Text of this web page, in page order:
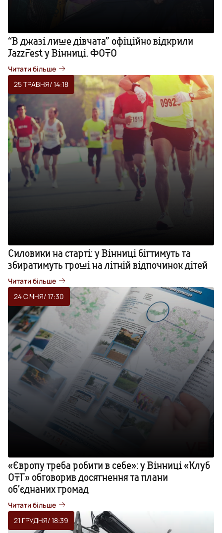
“В джазі лише дівчата” офіційно відкрили
JazzFest у Вінниці. ФОТО
Читати більше
25 ТРАВНЯ/ 14:18
Силовики на старті: у Вінниці бігтимуть та
збиратимуть гроші на літній відпочинок дітей
Читати більше
24 СІЧНЯ/ 17:30
«Європу треба робити в себе»: у Вінниці «Клуб
ОТГ» обговорив досягнення та плани
об’єднаних громад
Читати більше
21 ГРУДНЯ/ 18:39